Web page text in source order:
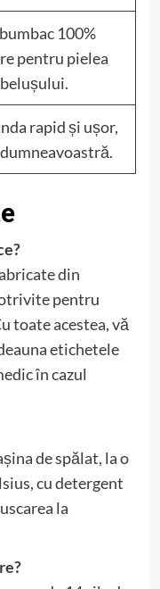
100%
pentru pielea
rapid și ușor,
din
pentru
toate acestea, vă
etichetele
în cazul
de spălat, la o
cu detergent
la